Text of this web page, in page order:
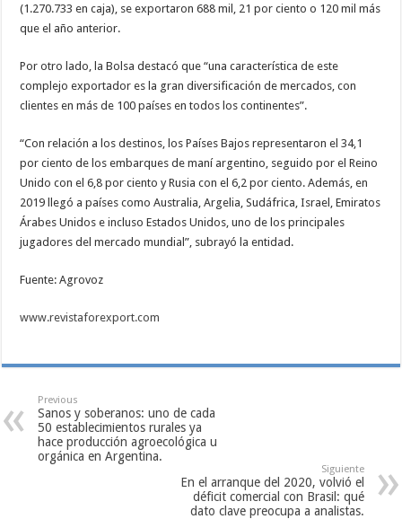
(1.270.733 en caja), se exportaron 688 mil, 21 por ciento o 120 mil más
que el año anterior.
Por otro lado, la Bolsa destacó que “una característica de este
complejo exportador es la gran diversificación de mercados, con
clientes en más de 100 países en todos los continentes”.
“Con relación a los destinos, los Países Bajos representaron el 34,1
por ciento de los embarques de maní argentino, seguido por el Reino
Unido con el 6,8 por ciento y Rusia con el 6,2 por ciento. Además, en
2019 llegó a países como Australia, Argelia, Sudáfrica, Israel, Emiratos
Árabes Unidos e incluso Estados Unidos, uno de los principales
jugadores del mercado mundial”, subrayó la entidad.
Fuente: Agrovoz
www.revistaforexport.com
Previous
Sanos y soberanos: uno de cada
50 establecimientos rurales ya
hace producción agroecológica u
orgánica en Argentina.
Siguiente
En el arranque del 2020, volvió el
déficit comercial con Brasil: qué
dato clave preocupa a analistas.